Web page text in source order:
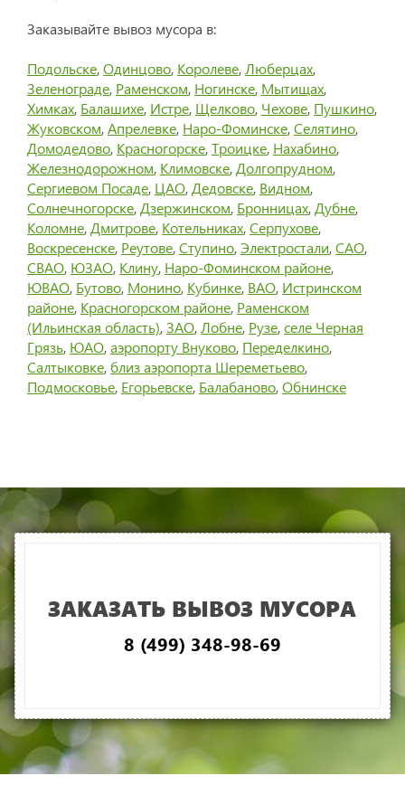
Заказывайте вывоз мусора в:
Подольске,Одинцово, Королеве, Люберцах,
Зеленограде, Раменском, Ногинске, Мытищах,
Химках, Балашихе, Истре, Щелково, Чехове, Пушкино,
Жуковском,Апрелевке, Наро-Фоминске,Селятино,
Домодедово, Красногорске,Троицке, Нахабино,
Железнодорожном, Климовске, Долгопрудном,
Сергиевом Посаде, ЦАО, Дедовске, Видном,
Солнечногорске, Дзержинском, Бронницах, Дубне,
Коломне, Дмитрове, Котельниках,Серпухове,
Воскресенске, Реутове,Ступино,Электростали,САО,
СВАО, ЮЗАО, Клину, Наро-Фоминском районе,
ЮВАО, Бутово, Монино, Кубинке, ВАО, Истринском
районе, Красногорском районе, Раменском
(Ильинская область),ЗАО, Лобне, Рузе,селе Черная
Грязь, ЮАО,аэропорту Внуково, Переделкино,
Салтыковке, близ аэропорта Шереметьево,
Подмосковье, Егорьевске, Балабаново,Обнинске
ЗАКАЗАТЬ ВЫВОЗ МУСОРА
8 (499) 348-98-69